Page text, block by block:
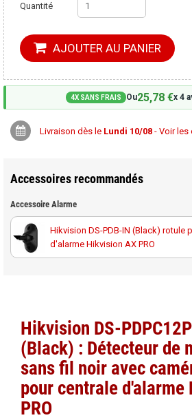
Quantité
AJOUTER AU PANIER
4X SANS FRAIS Ou25,78 €x 4
Livraison dès le Lundi 10/08 - Voir
Accessoires recommandés
Accessoire Alarme
Hikvision DS-PDB-IN (Black) rotule
d'alarme Hikvision AX PRO
Hikvision DS-
(Black) : Détecteurde
sans fil noir avec
pour centrale d'alarme
PRO